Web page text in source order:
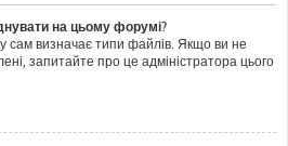
на цьому форумі?
сам визначає типи файлів. Якщо ви не
запитайте про це адміністратора цього